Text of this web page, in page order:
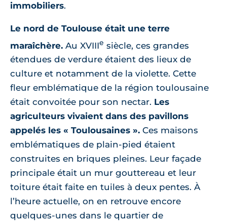
immobiliers.
Le nord de Toulouse était une terre
maraîchère. Au XVIIIe siècle, ces grandes
étendues de verdure étaient des lieux de
culture et notamment de la violette. Cette
fleur emblématique de la région toulousaine
était convoitée pour son nectar. Les
agriculteurs vivaient dans des pavillons
appelés les « Toulousaines ». Ces maisons
emblématiques de plain-pied étaient
construites en briques pleines. Leur façade
principale était un mur gouttereau et leur
toiture était faite en tuiles à deux pentes. À
l’heure actuelle, on en retrouve encore
quelques-unes dans le quartier de